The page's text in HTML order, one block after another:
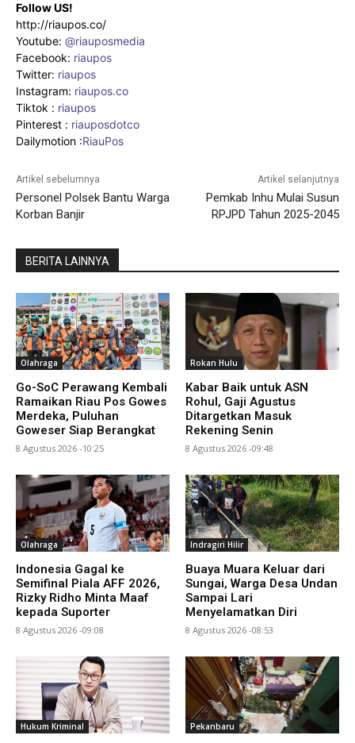
Follow US!
http://riaupos.co/
Youtube: @riauposmedia
Facebook: riaupos
Twitter: riaupos
Instagram: riaupos.co
Tiktok : riaupos
Pinterest : riauposdotco
Dailymotion :RiauPos
Artikel sebelumnya
Personel Polsek Bantu Warga
Korban Banjir
Artikel selanjutnya
Pemkab Inhu Mulai Susun
RPJPD Tahun 2025-2045
BERITA LAINNYA
Olahraga
Go-SoC Perawang Kembali
Ramaikan Riau Pos Gowes
Merdeka, Puluhan
Goweser Siap Berangkat
8 Agustus 2026 -10:25
Rokan Hulu
Kabar Baik untuk ASN
Rohul, Gaji Agustus
Ditargetkan Masuk
Rekening Senin
8 Agustus 2026 -09:48
Olahraga
Indonesia Gagal ke
Semifinal Piala AFF 2026,
Rizky Ridho Minta Maaf
kepada Suporter
8 Agustus 2026 -09:08
Indragiri Hilir
Buaya Muara Keluar dari
Sungai, Warga Desa Undan
Sampai Lari
Menyelamatkan Diri
8 Agustus 2026 -08:53
Hukum Kriminal Pekanbaru